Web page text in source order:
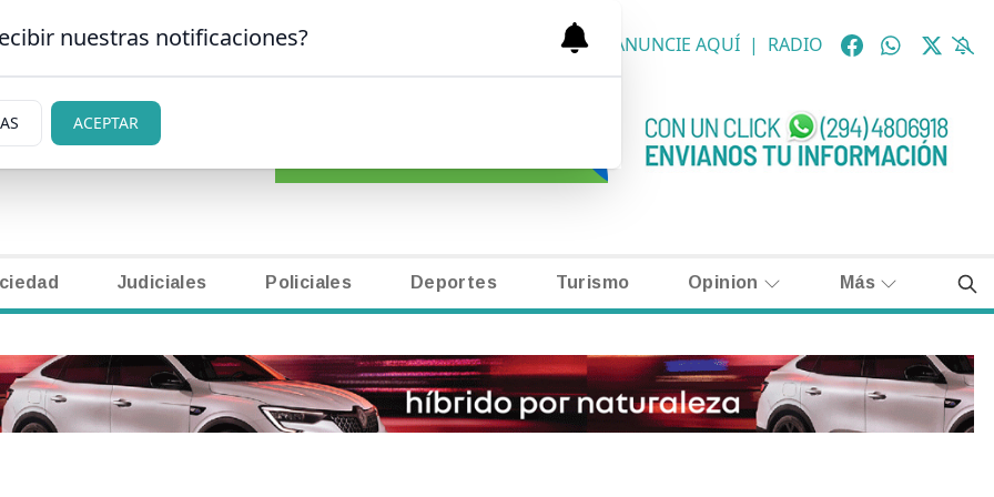
CARLOS DE BARILOCHE CLASIFICADOS NECROLÓGICAS ANUNCIE AQUÍ | RADIO
Judiciales Policiales Deportes Turismo Opinion Más
nuestras notificaciones?
ACEPTAR